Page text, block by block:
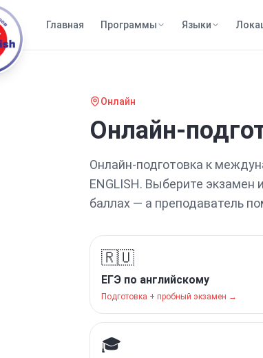
Главная Программы Языки
Онлайн
Онлайн-
Онлайн-подготовка к
ENGLISH. Выберите
баллах — а преподаватель
🇷🇺
ЕГЭ по английскому
Подготовка + пробный экзамен →
🎓